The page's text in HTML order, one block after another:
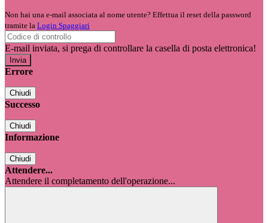
Non hai una e-mail associata al nome utente? Effettua il reset della password
tramite la Login Spaggiari
E-mail inviata, si prega di controllare la casella di posta elettronica!
Errore
Chiudi
Successo
Chiudi
Informazione
Chiudi
Attendere...
Attendere il completamento dell'operazione...